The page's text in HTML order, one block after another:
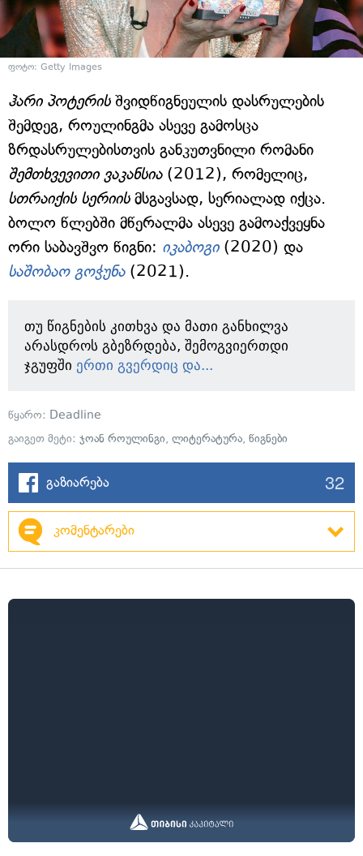
ფოტო: Getty Images
ჰარი პოტერისშვიდწიგნეულის დასრულების
შემდეგ, როულინგმა ასევე გამოსცა
ზრდასრულებისთვის განკუთვნილი რომანი
შემთხვევითი ვაკანსია(2012), რომელიც,
სთრაიქის სერიისმსგავსად, სერიალად იქცა.
ბოლო წლებში მწერალმა ასევე გამოაქვეყნა
ორი საბავშვო წიგნი: იკაბოგი(2020) და
საშობაო გოჭუნა (2021).
თუ წიგნების კითხვა და მათი განხილვა
არასდროს გბეზრდება, შემოგვიერთდი
ჯგუფში ერთი გვერდიც და...
წყარო: Deadline
გაიგეთ მეტი: ჯოან როულინგი, ლიტერატურა, წიგნები
გაზიარება 32
კომენტარები